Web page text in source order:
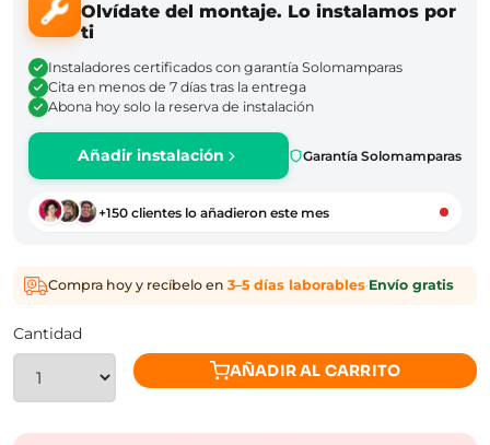
Olvídate del montaje. Lo instalamos por
ti
Instaladores certificados con garantía Solomamparas
Cita en menos de 7 días tras la entrega
Abona hoy solo la reserva de instalación
Añadir instalación Garantía Solomamparas
+150 clientes lo añadieron este mes
Compra hoy y recíbelo en 3–5 días laborables·Envío gratis
Cantidad
AÑADIR AL CARRITO